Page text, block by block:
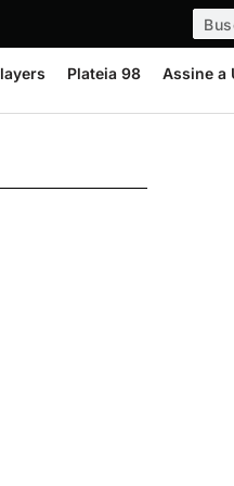
Plateia 98 Assine a